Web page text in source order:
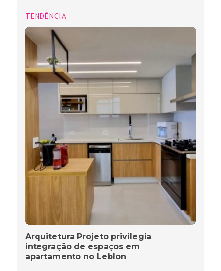
TENDÊNCIA
Arquitetura Projeto privilegia
integração de espaços em
apartamento no Leblon